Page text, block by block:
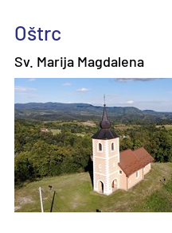
Oštrc
Sv. Marija Magdalena